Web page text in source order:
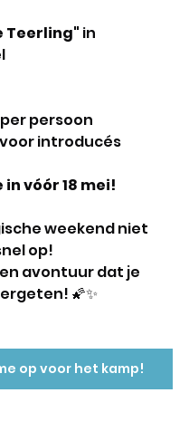
Teerling" in
persoon
introducés
in vóór 18 mei!
weekend niet
op!
avontuur dat je
🌠✨
op voor het kamp!